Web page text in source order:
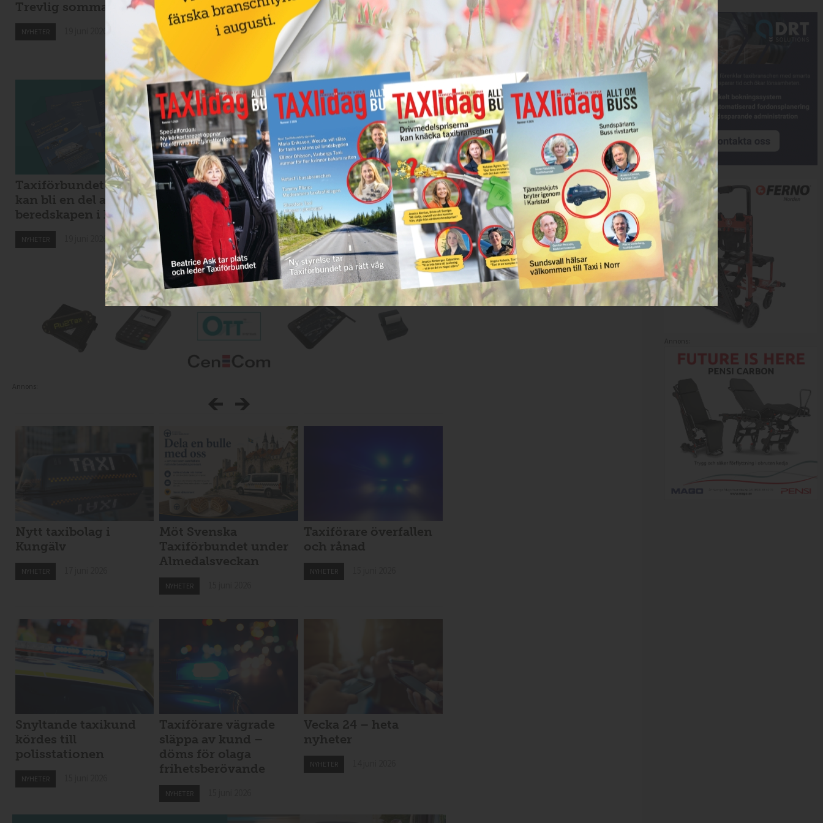
Trevlig sommar!
NYHETER
Nytt taxibolag i
Kiruna
NYHETER
Nytt taxibolag i Piteå
NYHETER 19 juni 2026
Taxiförbundet: taxi
kan bli en del av
beredskapen i krig
NYHETER 19 juni 2026
Kaos i Stockholms
lokaltrafik – eldrivna
bussar för tunga för
Spångabron
NYHETER 18 juni 2026
Kastade elsparkcykel
på taxibil – åtalas för
skadegörelse
NYHETER 17 juni 2026
Nytt taxibolag i
Kungälv
NYHETER
Möt Svenska
Taxiförbundet under
Almedalsveckan
NYHETER
Taxiförare överfallen
och rånad
NYHETER
Snyltande taxikund
kördes till
polisstationen
NYHETER
Taxiförare vägrade
släppa av kund –
döms för olaga
frihetsberövande
NYHETER
Vecka 24 – heta
nyheter
NYHETER
Annons:
Annons: